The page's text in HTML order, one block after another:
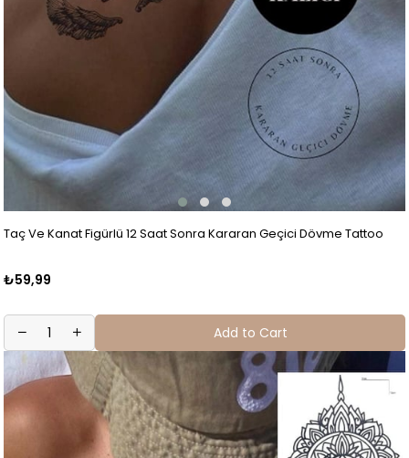
Taç Ve Kanat Figürlü 12 Saat Sonra Kararan Geçici Dövme Tattoo
₺59,99
Add to Cart